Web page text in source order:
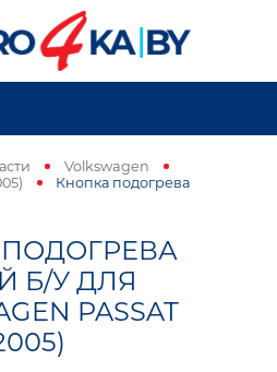
Volkswagen
Кнопка подогрева
Б/У ДЛЯ
PASSAT